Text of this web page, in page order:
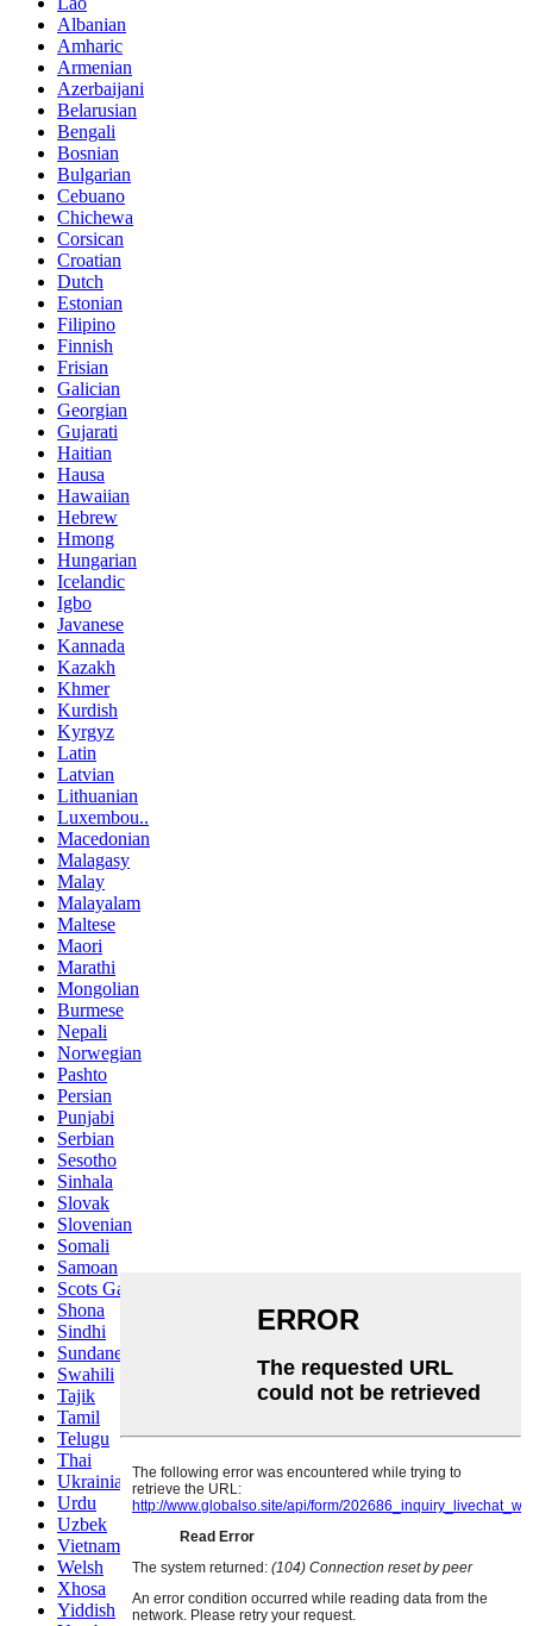
Albanian
Amharic
Armenian
Azerbaijani
Belarusian
Bengali
Bosnian
Bulgarian
Cebuano
Chichewa
Corsican
Croatian
Dutch
Estonian
Filipino
Finnish
Frisian
Galician
Georgian
Gujarati
Haitian
Hausa
Hawaiian
Hebrew
Hmong
Hungarian
Icelandic
Igbo
Javanese
Kannada
Kazakh
Khmer
Kurdish
Kyrgyz
Latin
Latvian
Lithuanian
Luxembou..
Macedonian
Malagasy
Malay
Malayalam
Maltese
Maori
Marathi
Mongolian
Burmese
Nepali
Norwegian
Pashto
Persian
Punjabi
Serbian
Sesotho
Sinhala
Slovak
Slovenian
Somali
Samoan
Scots Gaelic
Shona
Sindhi
Sundanese
Swahili
Tajik
Tamil
Telugu
Thai
Ukrainian
Urdu
Uzbek
Vietnamese
Welsh
Xhosa
Yiddish